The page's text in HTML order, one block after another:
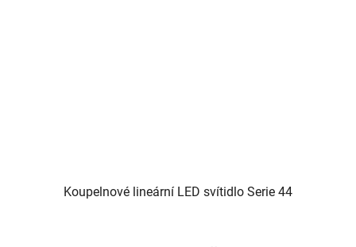
Koupelnové lineární LED svítidlo Serie 44